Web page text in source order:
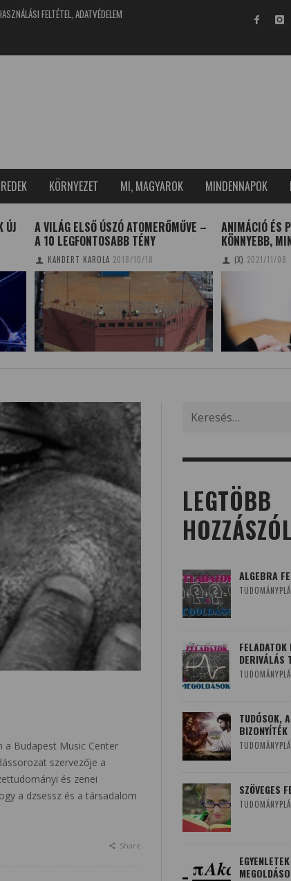
FELTÉTEL, ADATVÉDELEM
KÖRNYEZET MI, MAGYAROK MINDENNAPOK
ÚJ
A VILÁG ELSŐ ÚSZÓ ATOMERŐMŰVE –
A 10 LEGFONTOSABB TÉNY
KANDERT KAROLA 2018/10/18
ANIMÁCIÓ ÉS
KÖNNYEBB,
(X) 2021/11/08
a Budapest Music Center
szervezője a
és zenei
a dzsessz és a társadalom
Share
for:
LEGTÖBB
ALGEBRA
FELADATOK
DERIVÁLÁS
TUDÓSOK,
BIZONYÍTÉK
SZÖVEGES